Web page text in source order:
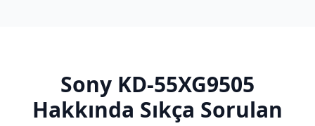
Sony KD-55XG9505
Hakkında Sıkça Sorulan